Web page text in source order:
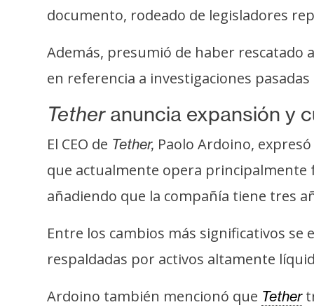
o
C
n
t
a
c
t
y
u
documento, rodeado de legisladores
Además, presumió de haber rescatado
en referencia a investigaciones
Tetheranuncia expansión y
El CEO de Tether, Paolo Ardoino,
que actualmente opera
añadiendo que la compañía tiene tres
Entre los cambios más significativos
respaldadas por activos altamente
Ardoino también mencionó que Tether